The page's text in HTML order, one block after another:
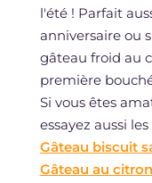
l'été ! Parfait
anniversaire ou
gâteau froid au
première
Si vous êtes
essayez aussi
Gâteau biscuit
Gâteau au